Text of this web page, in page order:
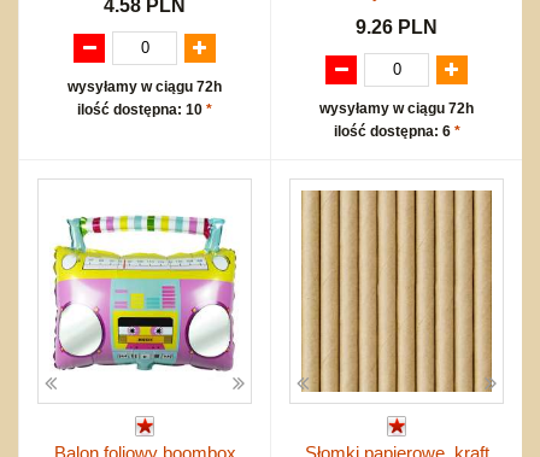
4.58 PLN
wysyłamy w ciągu 72h
ilość dostępna: 10 *
9.26 PLN
wysyłamy w ciągu 72h
ilość dostępna: 6 *
Balon foliowy boombox Słomki papierowe, kraft